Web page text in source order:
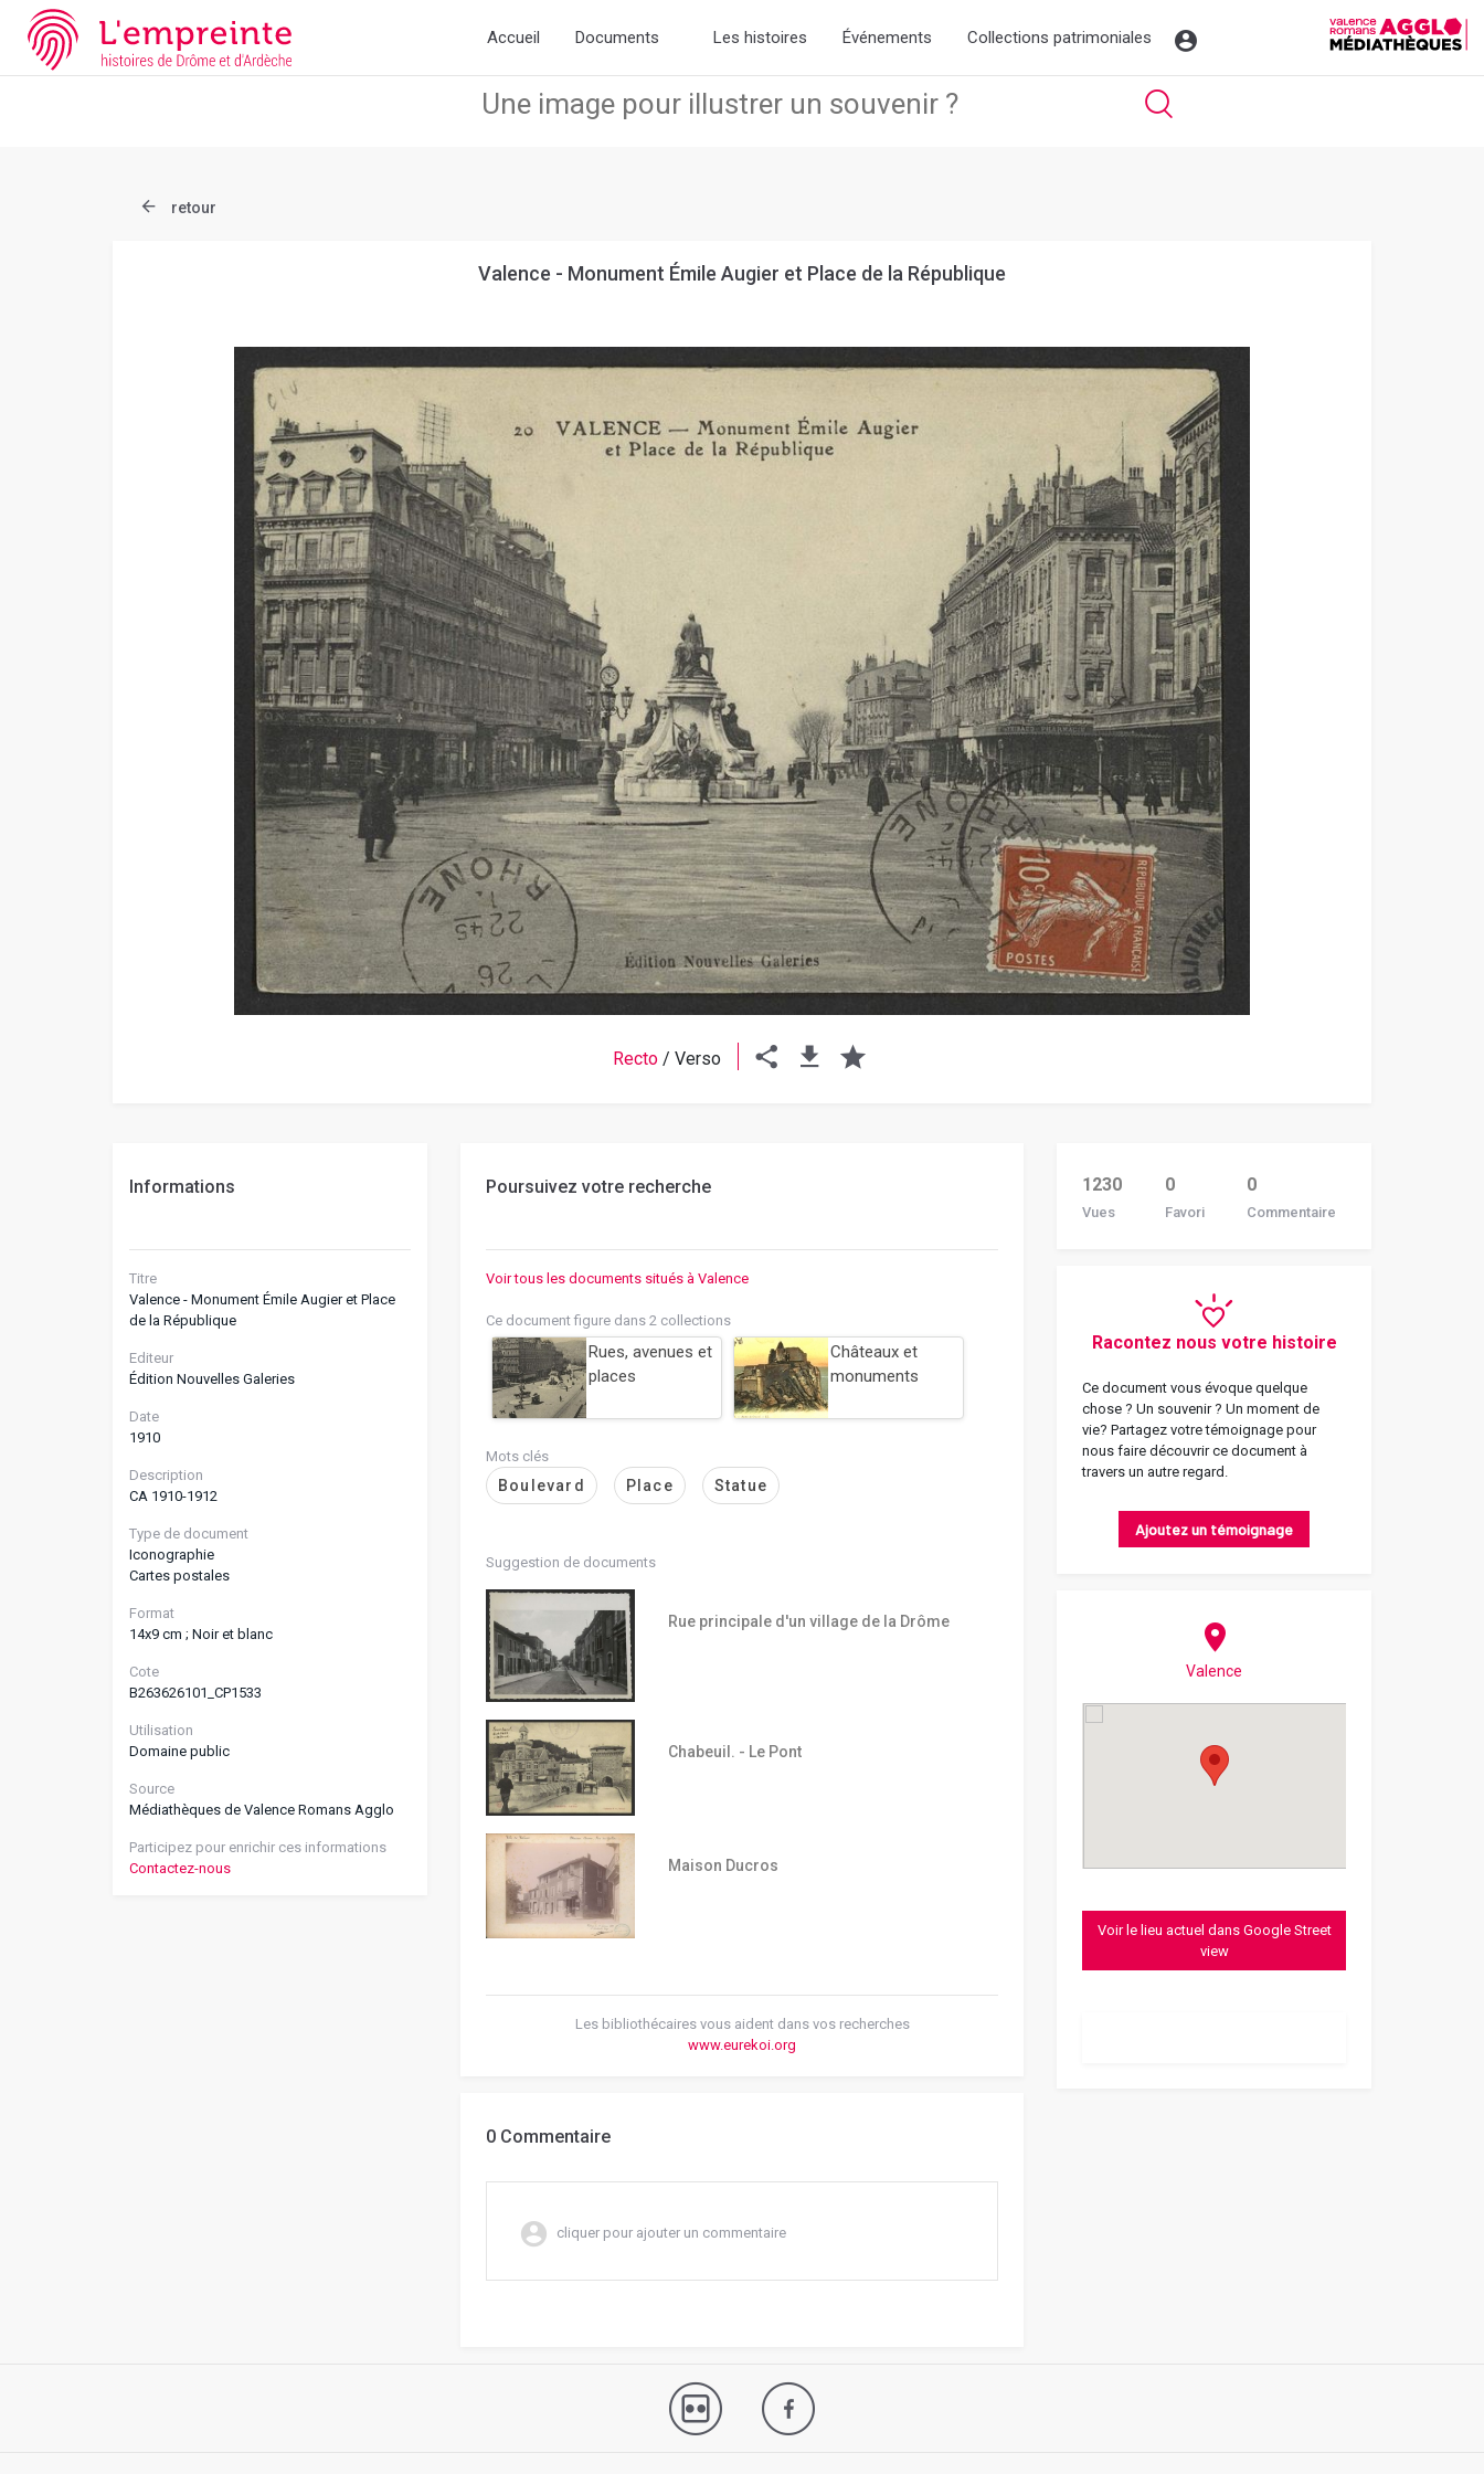
Array ( [slug] => document [ref] => B263626101_CP1533 )
Accueil Documents Les histoires Événements Collections patrimoniales
retour
Valence - Monument Émile Augier et Place de la République
Recto/ Verso
Informations
Titre
Valence - Monument Émile Augier et Place
de la République
Editeur
Édition Nouvelles Galeries
Date
1910
Description
CA 1910-1912
Type de document
Iconographie
Cartes postales
Format
14x9 cm ; Noir et blanc
Cote
B263626101_CP1533
Utilisation
Domaine public
Source
Médiathèques de Valence Romans Agglo
Participez pour enrichir ces informations
Contactez-nous
Poursuivez votre recherche
Voir tous les documents situés à Valence
Ce document figure dans 2 collections
Rues, avenues et
places
Châteaux et
monuments
Mots clés
Boulevard Place Statue
Suggestion de documents
Rue principale d'un village de la Drôme
Chabeuil. - Le Pont
Maison Ducros
Les bibliothécaires vous aident dans vos recherches
www.eurekoi.org
0 Commentaire
cliquer pour ajouter un commentaire
1230
Vues
0
Favori
0
Commentaire
Racontez nous votre histoire
Ce document vous évoque quelque
chose ? Un souvenir ? Un moment de
vie? Partagez votre témoignage pour
nous faire découvrir ce document à
travers un autre regard.
Ajoutez un témoignage
Valence
Voir le lieu actuel dans Google Street
view